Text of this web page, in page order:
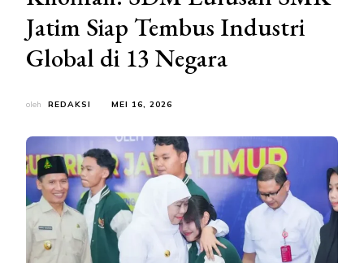
Jatim Siap Tembus Industri
Global di 13 Negara
oleh REDAKSI MEI 16, 2026